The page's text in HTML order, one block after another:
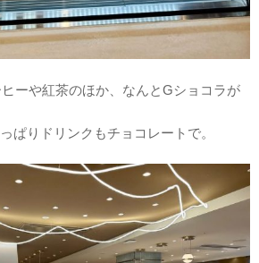
ーや紅茶のほか、なんとGショコラが
ぱりドリンクもチョコレートで。